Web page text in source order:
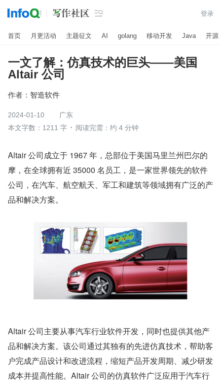
 登录
首页 月更活动 主题征文 AI golang 移动开发 Java 开源
一文了解：仿真技术的巨头——美国
Altair 公司
作者： 智造软件
2024-01-10
广东
本文字数：1211 字
阅读完需：约 4 分钟
Altair 公司成立于 1967 年，总部位于美国马里兰州巴尔的
摩，在全球拥有近 35000 名员工，是一家世界领先的软件
公司，在汽车、航空航天、军工和建筑等领域拥有广泛的产
品和解决方案。
Altair 公司主要从事汽车行业软件开发，同时也提供其他产
品和解决方案。该公司通过其独有的先进仿真技术，帮助客
户完成产品设计和改进流程，缩短产品开发周期、减少研发
成本并提高性能。Altair 公司的仿真软件广泛应用于汽车行